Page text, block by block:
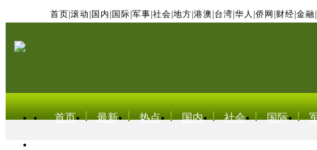
首页 滚动 国内 国际 军事 社会 地方 港澳 台湾 华人 侨网 财经 金融
首页 最新 热点 国内 社会 国际